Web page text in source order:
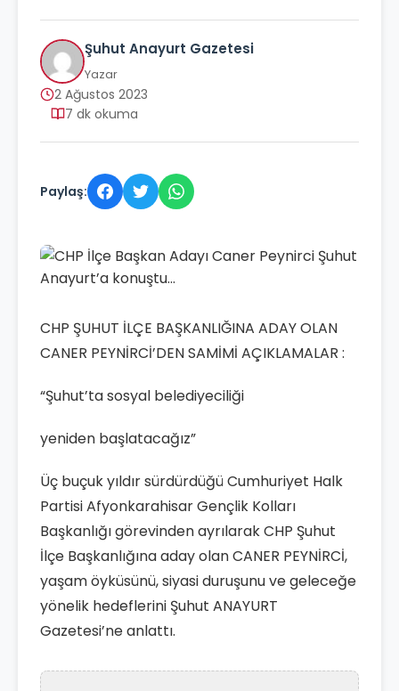
Şuhut Anayurt Gazetesi
Yazar
2 Ağustos 2023
7 dk okuma
Paylaş:
CHP ŞUHUT İLÇE BAŞKANLIĞINA ADAY OLAN
CANER PEYNİRCİ’DEN SAMİMİ AÇIKLAMALAR :
“Şuhut’ta sosyal belediyeciliği
yeniden başlatacağız”
Üç buçuk yıldır sürdürdüğü Cumhuriyet Halk
Partisi Afyonkarahisar Gençlik Kolları
Başkanlığı görevinden ayrılarak CHP Şuhut
İlçe Başkanlığına aday olan CANER PEYNİRCİ,
yaşam öyküsünü, siyasi duruşunu ve geleceğe
yönelik hedeflerini Şuhut ANAYURT
Gazetesi’ne anlattı.